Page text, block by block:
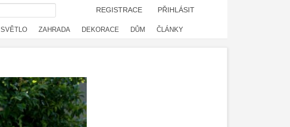
REGISTRACE PŘIHLÁSIT
SVĚTLO ZAHRADA DEKORACE DŮM ČLÁNKY